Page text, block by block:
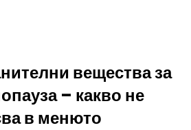
вещества за
– какво не
в менюто